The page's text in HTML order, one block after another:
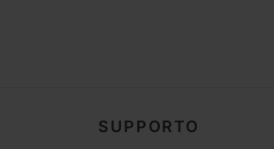
SUPPORTO